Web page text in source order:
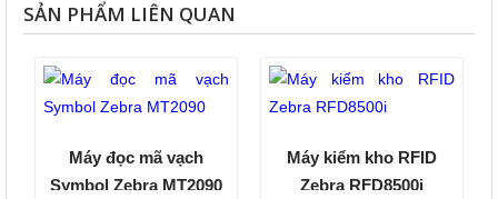
SẢN PHẨM LIÊN QUAN
Máy đọc mã vạch
Symbol Zebra MT2090
Máy kiểm kho RFID
Zebra RFD8500i